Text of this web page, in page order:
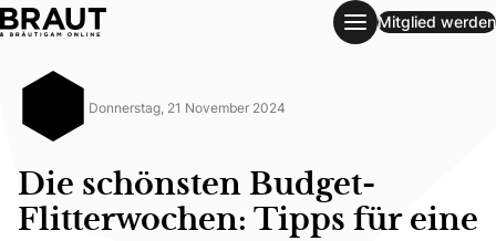
Die schönsten Budget-Flitterwochen: Tipps für eine
Mitglied werden
Donnerstag, 21 November 2024
Die schönsten Budget-
Flitterwochen: Tipps für eine